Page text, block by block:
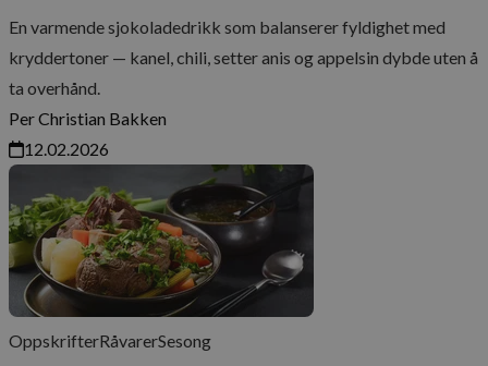
En varmende sjokoladedrikk som balanserer fyldighet med
kryddertoner — kanel, chili, setter anis og appelsin dybde uten å
ta overhånd.
Per Christian Bakken
12.02.2026
OppskrifterRåvarerSesong